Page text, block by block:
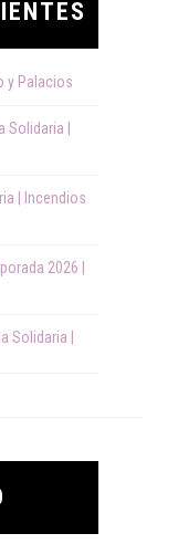
y Palacios
Solidaria |
| Incendios
2026 |
Solidaria |